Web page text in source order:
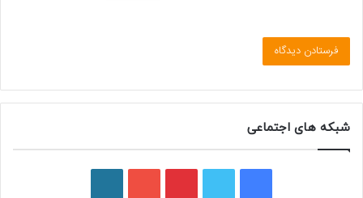
شبکه های اجتماعی